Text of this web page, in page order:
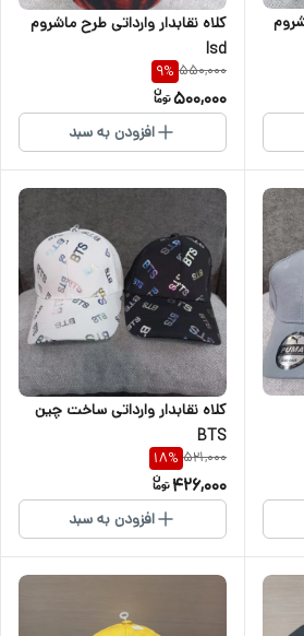
کلاه نقابدار وارداتی طرح ماشروم
lsd
550,000
9%
500,000
افزودن به سبد
کلاه نقابدار وارداتی ساخت چین
BTS
521,000
18%
426,000
افزودن به سبد